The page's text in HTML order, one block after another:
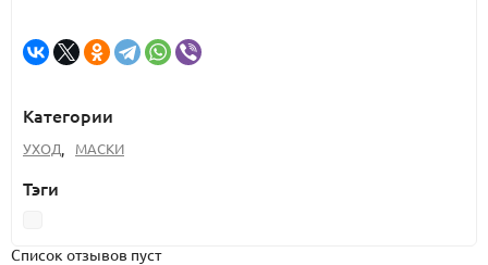
Категории
УХОД, МАСКИ
Тэги
Список отзывов пуст